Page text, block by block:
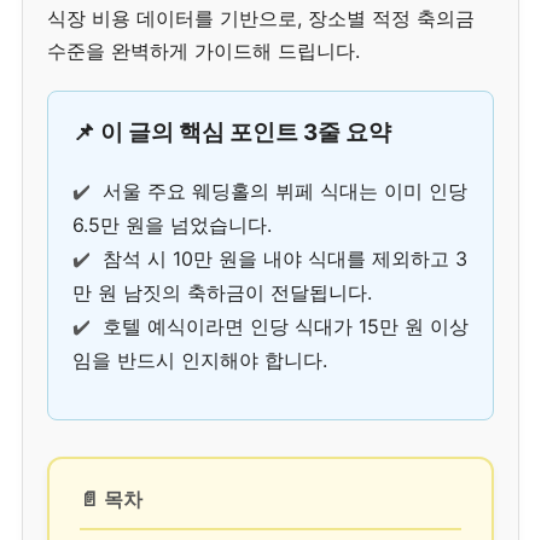
식장 비용 데이터를 기반으로, 장소별 적정 축의금
수준을 완벽하게 가이드해 드립니다.
📌 이 글의 핵심 포인트 3줄 요약
✔️ 서울 주요 웨딩홀의 뷔페 식대는 이미 인당
6.5만 원을 넘었습니다.
✔️ 참석 시 10만 원을 내야 식대를 제외하고 3
만 원 남짓의 축하금이 전달됩니다.
✔️
호텔 예식이라면 인당 식대가 15만 원 이상
임을 반드시 인지해야 합니다.
📄 목차